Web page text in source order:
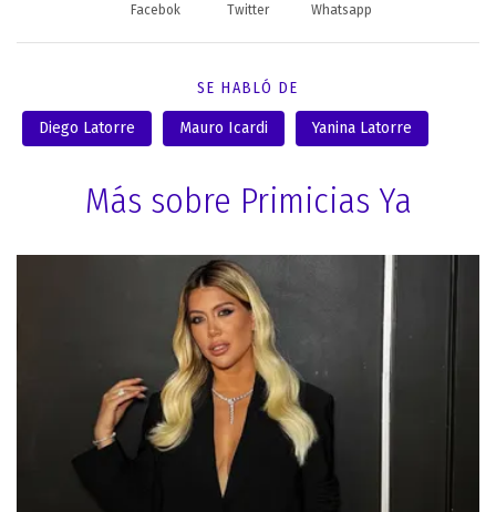
Facebok Twitter Whatsapp
SE HABLÓ DE
Diego Latorre Mauro Icardi Yanina Latorre
Más sobre Primicias Ya